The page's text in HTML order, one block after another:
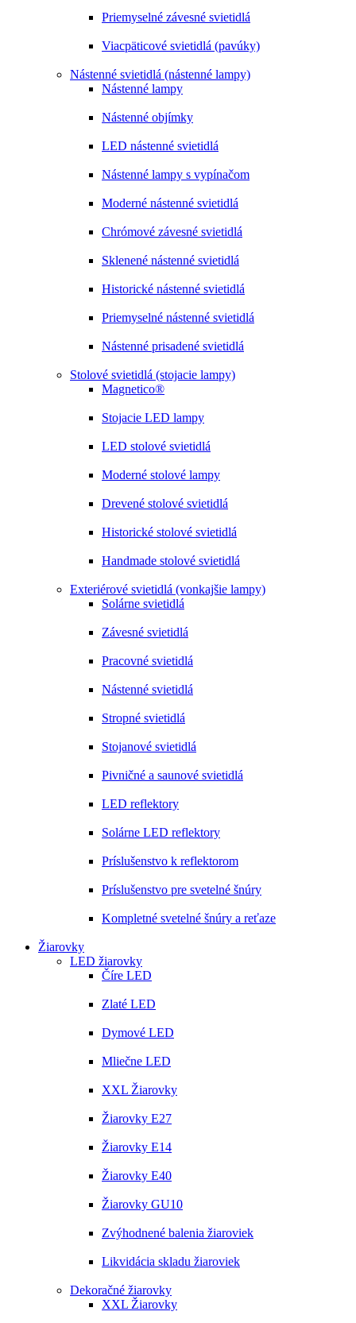
Priemyselné závesné svietidlá
Viacpäticové svietidlá (pavúky)
Nástenné svietidlá (nástenné lampy)
Nástenné lampy
Nástenné objímky
LED nástenné svietidlá
Nástenné lampy s vypínačom
Moderné nástenné svietidlá
Chrómové závesné svietidlá
Sklenené nástenné svietidlá
Historické nástenné svietidlá
Priemyselné nástenné svietidlá
Nástenné prisadené svietidlá
Stolové svietidlá (stojacie lampy)
Magnetico®
Stojacie LED lampy
LED stolové svietidlá
Moderné stolové lampy
Drevené stolové svietidlá
Historické stolové svietidlá
Handmade stolové svietidlá
Exteriérové svietidlá (vonkajšie lampy)
Solárne svietidlá
Závesné svietidlá
Pracovné svietidlá
Nástenné svietidlá
Stropné svietidlá
Stojanové svietidlá
Pivničné a saunové svietidlá
LED reflektory
Solárne LED reflektory
Príslušenstvo k reflektorom
Príslušenstvo pre svetelné šnúry
Kompletné svetelné šnúry a reťaze
Žiarovky
LED žiarovky
Číre LED
Zlaté LED
Dymové LED
Mliečne LED
XXL Žiarovky
Žiarovky E27
Žiarovky E14
Žiarovky E40
Žiarovky GU10
Zvýhodnené balenia žiaroviek
Likvidácia skladu žiaroviek
Dekoračné žiarovky
XXL Žiarovky